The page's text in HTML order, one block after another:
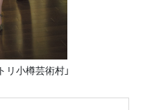
リ小樽芸術村」